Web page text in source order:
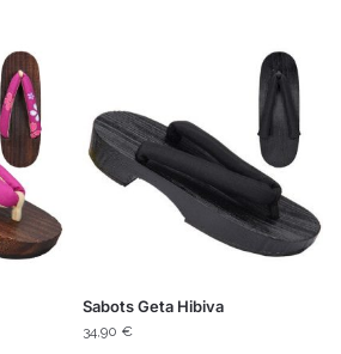
Sabots Geta Hibiva
34,90 €